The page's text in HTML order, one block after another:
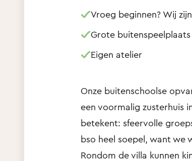
Vroeg beginnen? Wij
Grote buitenspeelplaats
Eigen atelier
Onze buitenschoolse
een voormalig zusterhuis
betekent: sfeervolle
bso heel soepel, want we
Rondom de villa kunnen